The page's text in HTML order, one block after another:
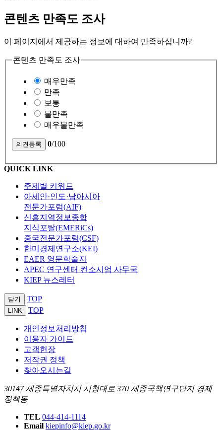
콘텐츠 만족도 조사
이 페이지에서 제공하는 정보에 대하여 만족하십니까?
콘텐츠 만족도 조사
매우만족
만족
보통
불만족
매우불만족
0/100
QUICK LINK
주제별 키워드
아세안·인도·남아시아
전문가포럼(AIF)
신흥지역정보종합
지식포탈(EMERiCs)
중국전문가포럼(CSF)
한미경제연구소(KEI)
EAER 영문학술지
APEC 연구센터 컨소시엄 사무국
KIEP 뉴스레터
닫기 TOP
LINK TOP
개인정보처리방침
이용자 가이드
고객헌장
저작권 정책
찾아오시는길
30147 세종특별자치시 시청대로 370 세종국책연구단지 경제
정책동
TEL 044-414-1114
Email kiepinfo@kiep.go.kr